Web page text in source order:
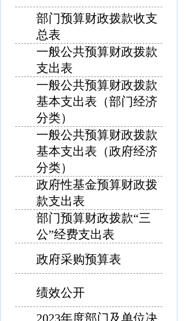
部门预算财政拨款收支
总表
一般公共预算财政拨款
支出表
一般公共预算财政拨款
基本支出表（部门经济
分类）
一般公共预算财政拨款
基本支出表（政府经济
分类）
政府性基金预算财政拨
款支出表
部门预算财政拨款“三
公”经费支出表
政府采购预算表
绩效公开
2023年度部门及单位决